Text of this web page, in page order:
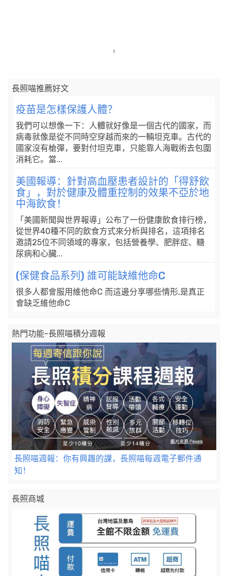
長照喵推薦好文
疫苗是怎樣保護人體？
我們可以想像一下：人體就好像是一個古代的國家，而
病毒就像是從不同時空穿越而來的一輛坦克車。古代的
國家沒有槍彈，要對付坦克車，只能靠人海戰術去包圍
消耗它。當...
美國報導：針對高血壓患者設計的「得舒飲
食」，對於健康及體重控制的效果不亞於地
中海飲食！
「美國新聞與世界報導」公布了一份健康飲食排行榜，
從世界40種不同的飲食方式來分析與排名，這項排名
邀請25位不同領域的專家，包括營養學、肥胖症、糖
尿病和心臟...
(保健食品系列) 誰可能缺維他命C
很多人都會服用維他命C 而這邊分享哪些情形,是真正
會缺乏維他命C
熱門功能-長照喵積分週報
長照喵週報：你有興趣的課，長照喵每週電子郵件通
知！
長照商城